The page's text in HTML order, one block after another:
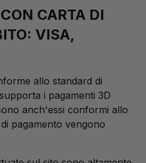
CARTA DI
VISA,
allo standard di
i pagamenti 3D
anch'essi conformi allo
pagamento vengono